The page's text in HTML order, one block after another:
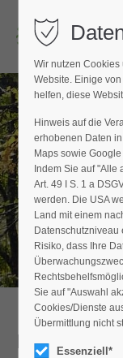
Login
Benutzername
Passwort
Anmelden
Register|Lost
Support
Hier finden
Nähe
Detailansicht
Wir nutzen
Website. Einige
helfen, diese
Hinweis auf die
erhobenen Daten
Maps sowie
Indem Sie auf
Art. 49 I S. 1 a
werden. Die USA
Land mit einem
Datenschutzniveau
Risiko, dass Ihre
Sie auf "Auswahl
Cookies/Dienste
Übermittlung nicht
Essenziell*